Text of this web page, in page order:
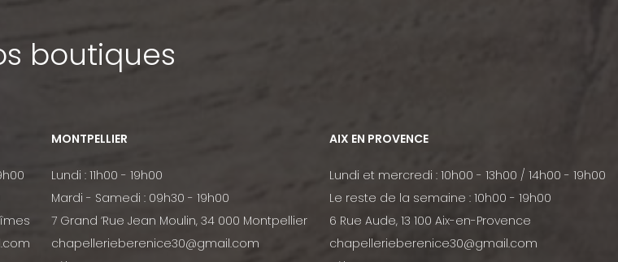
boutiques
MONTPELLIER
Lundi : 11h00 - 19h00
Mardi - Samedi : 09h30 - 19h00
7 Grand ’Rue Jean Moulin, 34 000 Montpellier
chapellerieberenice30@gmail.com
AIX EN PROVENCE
Lundi et mercredi : 10h00 - 13h00 / 14h00 - 19h00
Le reste de la semaine : 10h00 - 19h00
6 Rue Aude, 13 100 Aix-en-Provence
chapellerieberenice30@gmail.com